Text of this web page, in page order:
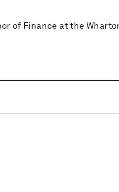
of Finance at the